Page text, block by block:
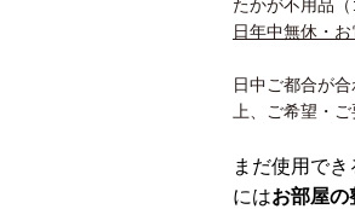
たかが不用品
日年中無休・
日中ご都合が
上、ご希望・
まだ使用で
にはお部屋の